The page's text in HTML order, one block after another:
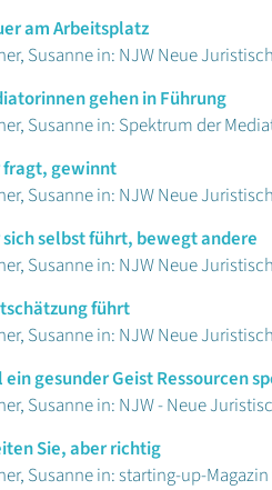
am Arbeitsplatz
Susanne in: NJW Neue
gehen in Führung
Susanne in: Spektrum der
fragt, gewinnt
Susanne in: NJW Neue
sich selbst führt, bewegt andere
Susanne in: NJW Neue
führt
Susanne in: NJW Neue
ein gesunder Geist Ressourcen
Susanne in: NJW - Neue
Sie, aber richtig
Susanne in: starting-up-